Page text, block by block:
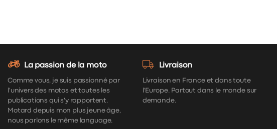
La passion de la moto
Comme vous, je suis passionné par
l'univers des motos et toutes les
publications qui s'y rapportent.
Motard depuis mon plus jeune âge,
nous parlons le même language.
Livraison
Livraison en France et dans toute
l'Europe. Partout dans le monde sur
demande.